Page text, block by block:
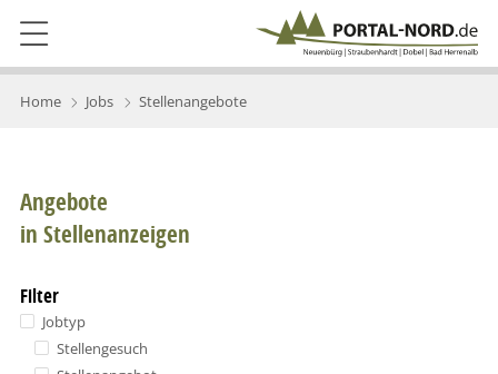
Home Jobs Stellenangebote
Angebote
in Stellenanzeigen
Filter
Jobtyp
Stellengesuch